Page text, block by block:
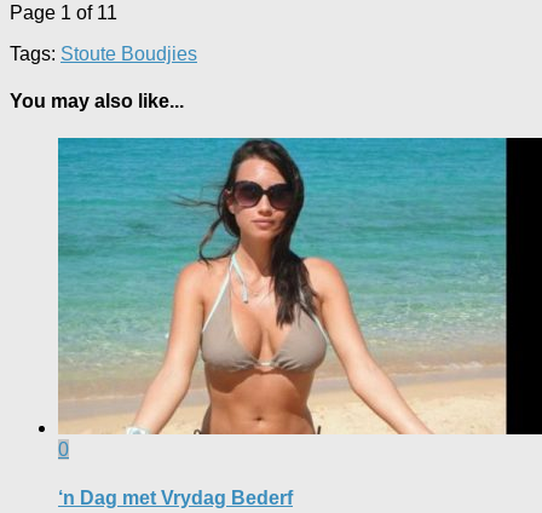
Page 1 of 11
Tags: Stoute Boudjies
You may also like...
0
‘n Dag met Vrydag Bederf